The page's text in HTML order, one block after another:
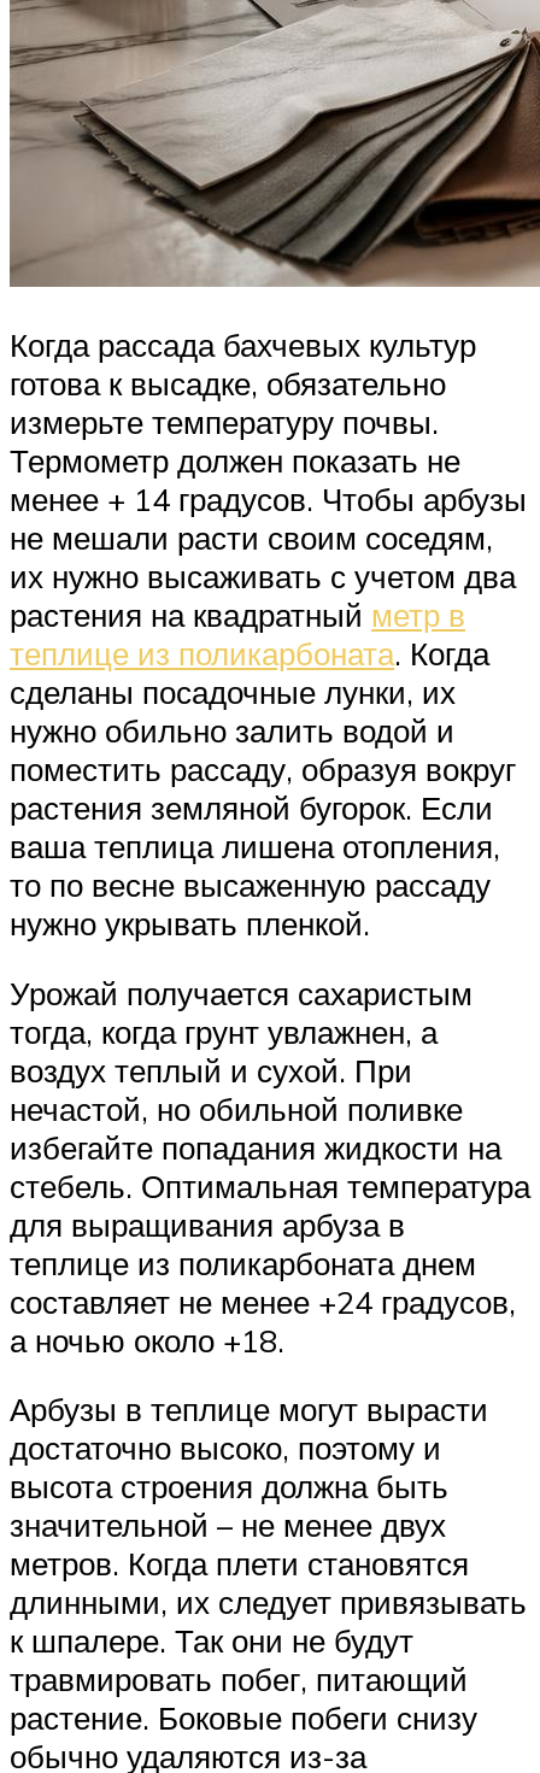
Когда рассада бахчевых культур
готова к высадке, обязательно
измерьте температуру почвы.
Термометр должен показать не
менее + 14 градусов. Чтобы арбузы
не мешали расти своим соседям,
их нужно высаживать с учетом два
растения на квадратный метр в
теплице из поликарбоната. Когда
сделаны посадочные лунки, их
нужно обильно залить водой и
поместить рассаду, образуя вокруг
растения земляной бугорок. Если
ваша теплица лишена отопления,
то по весне высаженную рассаду
нужно укрывать пленкой.
Урожай получается сахаристым
тогда, когда грунт увлажнен, а
воздух теплый и сухой. При
нечастой, но обильной поливке
избегайте попадания жидкости на
стебель. Оптимальная температура
для выращивания арбуза в
теплице из поликарбоната днем
составляет не менее +24 градусов,
а ночью около +18.
Арбузы в теплице могут вырасти
достаточно высоко, поэтому и
высота строения должна быть
значительной – не менее двух
метров. Когда плети становятся
длинными, их следует привязывать
к шпалере. Так они не будут
травмировать побег, питающий
растение. Боковые побеги снизу
обычно удаляются из-за